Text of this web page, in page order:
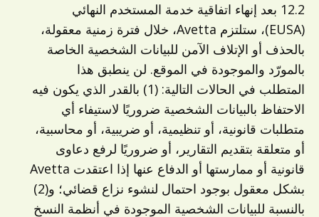
12.2 بعد إنهاء اتفاقية خدمة المستخدم النهائي
(EUSA)، ستلتزم Avetta، خلال فترة زمنية معقولة،
بالحذف أو الإتلاف الآمن للبيانات الشخصية الخاصة
بالمورّد والموجودة في الموقع. لن ينطبق هذا
المتطلب في الحالات التالية: (1) بالقدر الذي يكون فيه
الاحتفاظ بالبيانات الشخصية ضروريًا لاستيفاء أي
متطلبات قانونية، أو تنظيمية، أو ضريبية، أو محاسبية،
أو متعلقة بتقديم التقارير، أو ضروريًا لرفع دعاوى
قانونية أو ممارستها أو الدفاع عنها إذا اعتقدت Avetta
بشكل معقول بوجود احتمال لنشوء نزاع قضائي؛ و(2)
بالنسبة للبيانات الشخصية الموجودة في أنظمة النسخ